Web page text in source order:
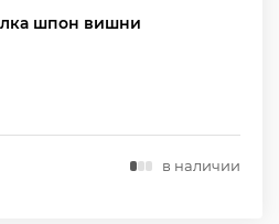
шпон вишни
в наличии